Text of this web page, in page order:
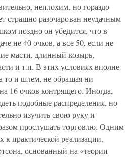
неплохим, но гораздо
страшно разочарован неудачным
поздно он убедится, что в
не 40 очков, а все 50, если не
масти, длинный козырь,
и т.п. В этих условиях вполне
то и шлем, не обращая ни
16 очков контрящего. Иногда,
подобные распределения, но
изучить свою руку и
прослушать торговлю. Одним
к практической реализации,
основанный на «теории